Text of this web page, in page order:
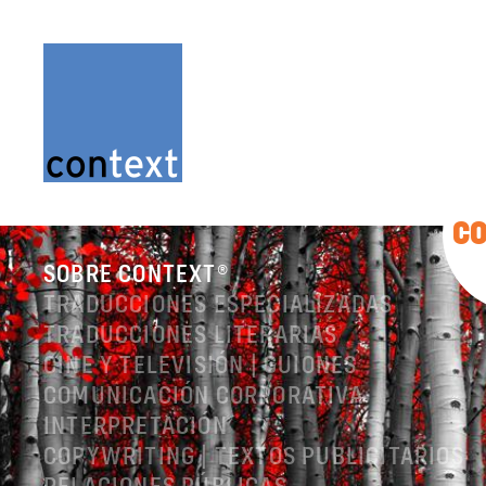
SOBRE CONTEXT®
TRADUCCIONES ESPECIALIZADAS
TRADUCCIONES LITERARIAS
CINE Y TELEVISIÓN | GUIONES
COMUNICACIÓN CORPORATIVA
INTERPRETACIÓN
COPYWRITING | TEXTOS PUBLICITARIOS